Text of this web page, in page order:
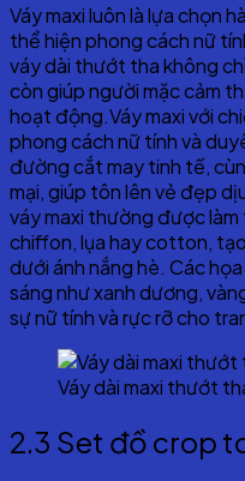
Váy maxi luôn là lựa chọn
thể hiện phong cách nữ
váy dài thướt tha không
còn giúp người mặc cảm
hoạt động.Váy maxi với
phong cách nữ tính và
đường cắt may tinh tế,
mại, giúp tôn lên vẻ đẹp
váy maxi thường được
chiffon, lụa hay cotton,
dưới ánh nắng hè. Các
sáng như xanh dương,
sự nữ tính và rực rỡ cho
Váy dài maxi thướt
2.3 Set đồ crop